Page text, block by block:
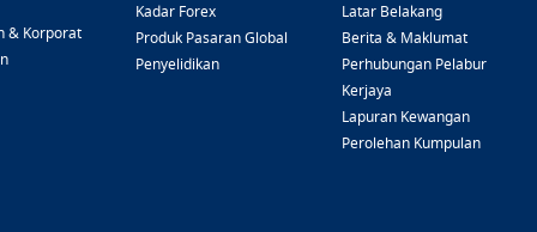
& Korporat
Kadar Forex
Produk Pasaran Global
Penyelidikan
Latar Belakang
Berita & Maklumat
Perhubungan Pelabur
Kerjaya
Lapuran Kewangan
Perolehan Kumpulan